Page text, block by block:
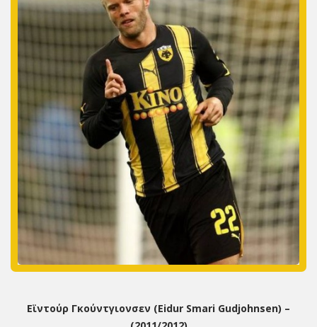
Εϊντούρ Γκούντγιονσεν (Eidur Smari Gudjohnsen) –